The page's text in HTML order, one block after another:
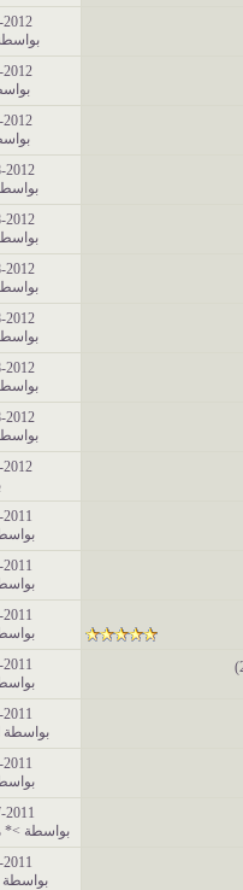
2012
2012
2012
2012
2012
2012
2012
2012
2012
2012
)
بواسطة
2011
بواسطة >*
بواسطة